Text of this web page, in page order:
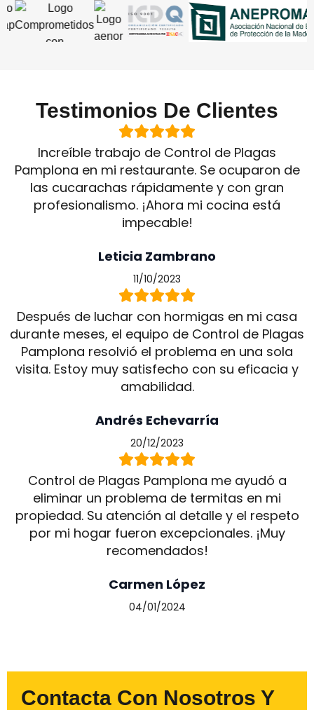
Testimonios De Clientes
Increíble trabajo de Control de Plagas
Pamplona en mi restaurante. Se ocuparon de
las cucarachas rápidamente y con gran
profesionalismo. ¡Ahora mi cocina está
impecable!
Leticia Zambrano
11/10/2023
Después de luchar con hormigas en mi casa
durante meses, el equipo de Control de Plagas
Pamplona resolvió el problema en una sola
visita. Estoy muy satisfecho con su eficacia y
amabilidad.
Andrés Echevarría
20/12/2023
Control de Plagas Pamplona me ayudó a
eliminar un problema de termitas en mi
propiedad. Su atención al detalle y el respeto
por mi hogar fueron excepcionales. ¡Muy
recomendados!
Carmen López
04/01/2024
Contacta Con Nosotros Y